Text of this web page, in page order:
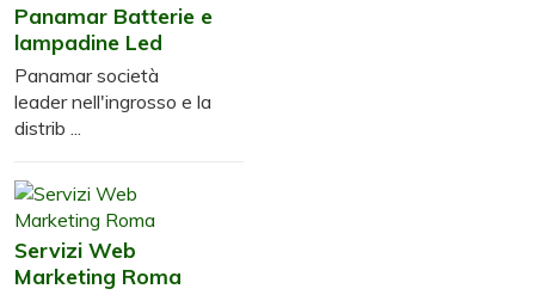
Panamar Batterie e
lampadine Led
Panamar società
leader nell'ingrosso e la
distrib ...
Servizi Web
Marketing Roma